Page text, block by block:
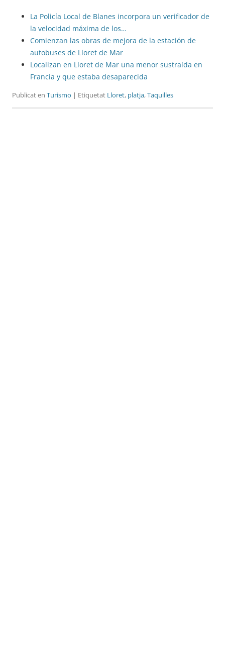
La Policía Local de Blanes incorpora un verificador de
la velocidad máxima de los…
Comienzan las obras de mejora de la estación de
autobuses de Lloret de Mar
Localizan en Lloret de Mar una menor sustraída en
Francia y que estaba desaparecida
Publicat en Turismo | Etiquetat Lloret, platja,Taquilles